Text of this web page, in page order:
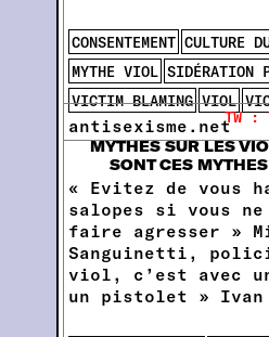
CONSENTEMENT CULTURE
MYTHE VIOL SIDÉRATION
VICTIM BLAMING VIOL
antisexisme.netTW :
MYTHES SUR LES
SONT CES
« Evitez de vous
salopes si vous
faire agresser »
Sanguinetti,
viol, c’est avec
un pistolet » Ivan